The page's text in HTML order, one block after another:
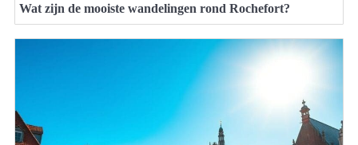
Wat zijn de mooiste wandelingen rond Rochefort?